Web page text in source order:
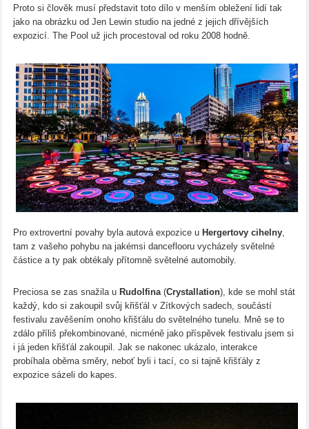
Proto si člověk musí představit toto dílo v menším obležení lidí tak
jako na obrázku od Jen Lewin studio na jedné z jejich dřívějších
expozicí. The Pool už jich procestoval od roku 2008 hodně.
Pro extrovertní povahy byla autová expozice u Hergertovy cihelny,
tam z vašeho pohybu na jakémsi danceflooru vycházely světelné
částice a ty pak obtékaly přítomně světelné automobily.
Preciosa se zas snažila u Rudolfina(Crystallation), kde se mohl stát
každý, kdo si zakoupil svůj křišťál v Zítkových sadech, součástí
festivalu zavěšením onoho křišťálu do světelného tunelu. Mně se to
zdálo příliš překombinované, nicméně jako příspěvek festivalu jsem si
i já jeden křišťál zakoupil. Jak se nakonec ukázalo, interakce
probíhala oběma směry, neboť byli i tací, co si tajně křišťály z
expozice sázeli do kapes.